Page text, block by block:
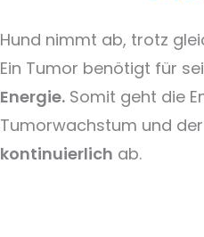
Hund nimmt ab, trotz
Ein Tumor benötigt für
Energie. Somit geht die
Tumorwachstum und der
kontinuierlich ab.